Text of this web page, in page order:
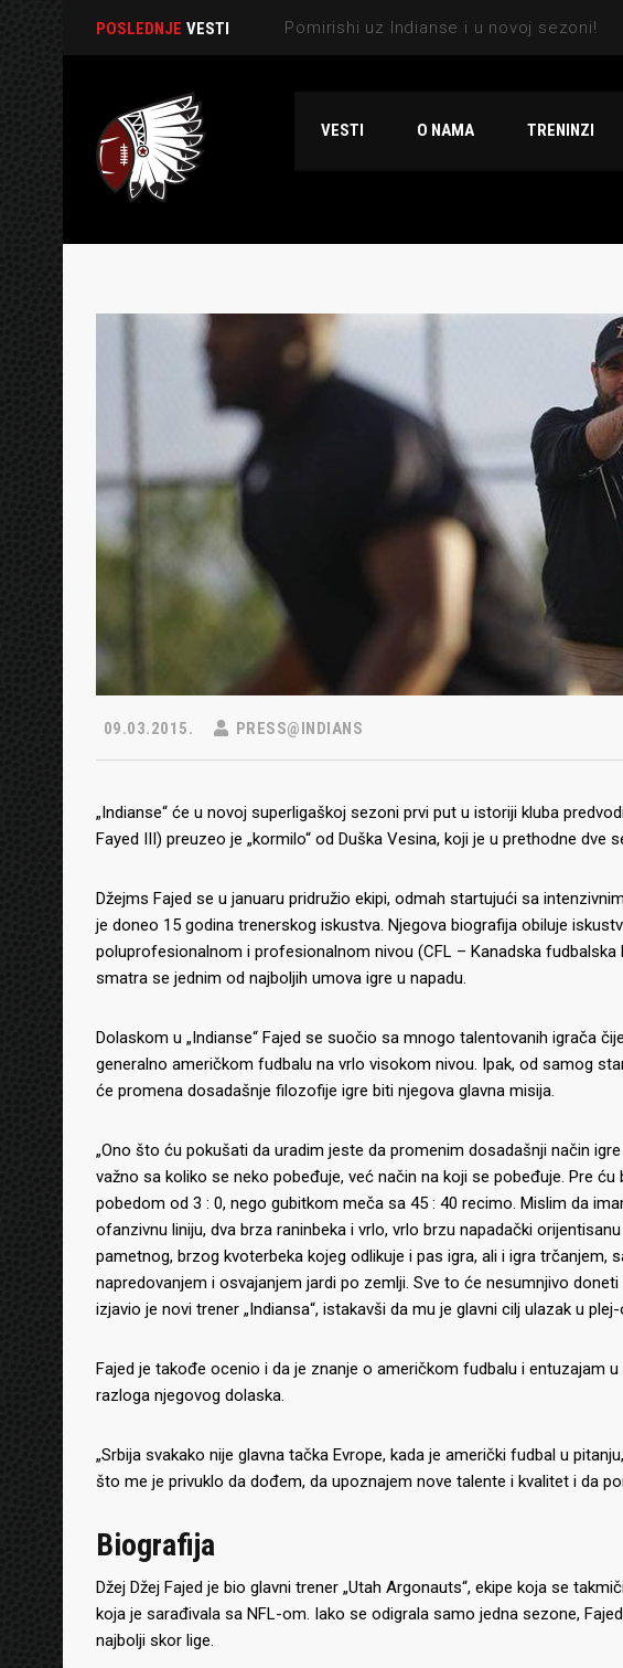
POSLEDNJE VESTI
VESTI O NAMA TRENINZI
09.03.2015. PRESS@INDIANS
„Indianse“ će u novoj superligaškoj sezoni prvi put u istoriji kluba
Fayed III) preuzeo je „kormilo“ od Duška Vesina, koji je u prethodne dve
Džejms Fajed se u januaru pridružio ekipi, odmah startujući sa
je doneo 15 godina trenerskog iskustva. Njegova biografija obiluje
poluprofesionalnom i profesionalnom nivou (CFL – Kanadska fudbalska
smatra se jednim od najboljih umova igre u napadu.
Dolaskom u „Indianse“ Fajed se suočio sa mnogo talentovanih igrača
generalno američkom fudbalu na vrlo visokom nivou. Ipak, od samog
će promena dosadašnje filozofije igre biti njegova glavna misija.
„Ono što ću pokušati da uradim jeste da promenim dosadašnji način
važno sa koliko se neko pobeđuje, već način na koji se pobeđuje. Pre ću
pobedom od 3 : 0, nego gubitkom meča sa 45 : 40 recimo. Mislim da
ofanzivnu liniju, dva brza raninbeka i vrlo, vrlo brzu napadački
pametnog, brzog kvoterbeka kojeg odlikuje i pas igra, ali i igra trčanjem,
napredovanjem i osvajanjem jardi po zemlji. Sve to će nesumnjivo doneti
izjavio je novi trener „Indiansa“, istakavši da mu je glavni cilj ulazak u
Fajed je takođe ocenio i da je znanje o američkom fudbalu i entuzajam
razloga njegovog dolaska.
„Srbija svakako nije glavna tačka Evrope, kada je američki fudbal u
što me je privuklo da dođem, da upoznajem nove talente i kvalitet i da
Biografija
Džej Džej Fajed je bio glavni trener „Utah Argonauts“, ekipe koja se
koja je sarađivala sa NFL-om. Iako se odigrala samo jedna sezone,
najbolji skor lige.